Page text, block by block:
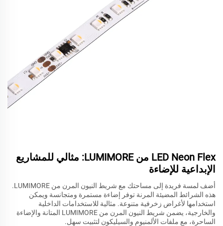
LED Neon Flex من LUMIMORE: مثالي للمشاريع
الإبداعية للإضاءة
أضف لمسة فريدة إلى مساحتك مع شريط النيون المرن من LUMIMORE.
هذه الشرائط المضيئة المرنة توفر إضاءة مستمرة ومتجانسة ويمكن
استخدامها لأغراض زخرفية متنوعة. مثالية للاستخدامات الداخلية
والخارجية، يضمن شريط النيون المرن من LUMIMORE المتانة والإضاءة
الساحرة، مع ملفات الألمنيوم والسيليكون لتثبيت سهل.